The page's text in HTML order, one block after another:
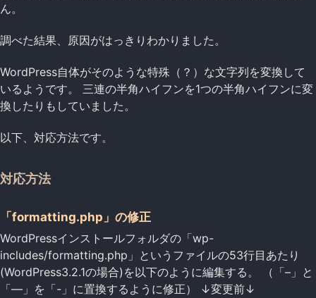
ん。
調べた結果、原因がはっきりわかりました。
WordPress自体がそのような特殊（？）な文字列を変換して
いるようです。 三連の半角ハイフンを1つの半角ハイフンに変
換したりもしていました。
以下、対応方法です。
対応方法
「formatting.php」の修正
WordPressインストールフォルダの「wp-
includes/formatting.php」というファイルの53行目あたり
(WordPress3.2.1の場合)を以下のように編集する。 （「–」と
「—」を「-」に置換するように修正） ↓変更前↓